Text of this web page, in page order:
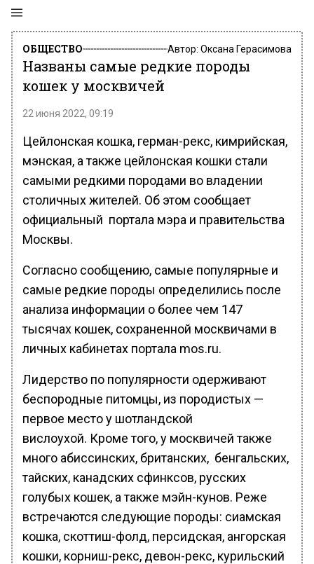
ОБЩЕСТВО Автор: Оксана Герасимова
Названы самые редкие породы
кошек у москвичей
22 июня 2022, 09:19
Цейлонская кошка, герман-рекс, кимрийская,
мэнская, а также цейлонская кошки стали
самыми редкими породами во владении
столичных жителей. Об этом сообщает
официальный портала мэра и правительства
Москвы.
Согласно сообщению, самые популярные и
самые редкие породы определились после
анализа информации о более чем 147
тысячах кошек, сохраненной москвичами в
личных кабинетах портала mos.ru.
Лидерство по популярности одерживают
беспородные питомцы, из породистых —
первое место у шотландской
вислоухой. Кроме того, у москвичей также
много абиссинских, британских, бенгальских,
тайских, канадских сфинксов, русских
голубых кошек, а также мэйн-кунов. Реже
встречаются следующие породы: сиамская
кошка, скоттиш-фолд, персидская, ангорская
кошки, корниш-рекс, девон-рекс, курильский